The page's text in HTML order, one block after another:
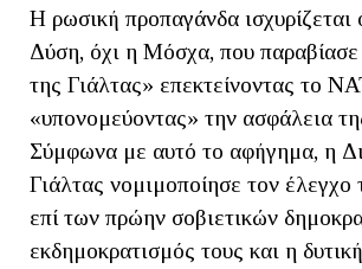
Η ρωσική προπαγάνδα ισχυρίζεται
Δύση, όχι η Μόσχα, που
της Γιάλτας» επεκτείνοντας το
«υπονομεύοντας» την ασφάλεια
Σύμφωνα με αυτό το αφήγημα, η
Γιάλτας νομιμοποίησε τον
επί των πρώην σοβιετικών
εκδημοκρατισμός τους και η